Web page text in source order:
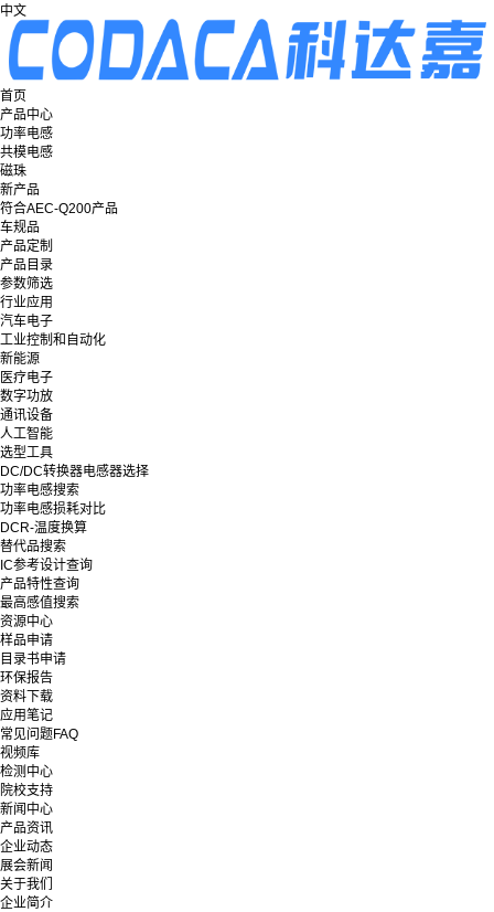
中文
首页
产品中心
功率电感
共模电感
磁珠
新产品
符合AEC-Q200产品
车规品
产品定制
产品目录
参数筛选
行业应用
汽车电子
工业控制和自动化
新能源
医疗电子
数字功放
通讯设备
人工智能
选型工具
DC/DC转换器电感器选择
功率电感搜索
功率电感损耗对比
DCR-温度换算
替代品搜索
IC参考设计查询
产品特性查询
最高感值搜索
资源中心
样品申请
目录书申请
环保报告
资料下载
应用笔记
常见问题FAQ
视频库
检测中心
院校支持
新闻中心
产品资讯
企业动态
展会新闻
关于我们
企业简介